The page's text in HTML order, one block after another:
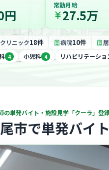
円
常勤月給
27.5万
クリニック18件 病院10件
4 小児科 4 リハビリテーショ
の単発バイト・施設見学「クーラ」登
市で単発バイ